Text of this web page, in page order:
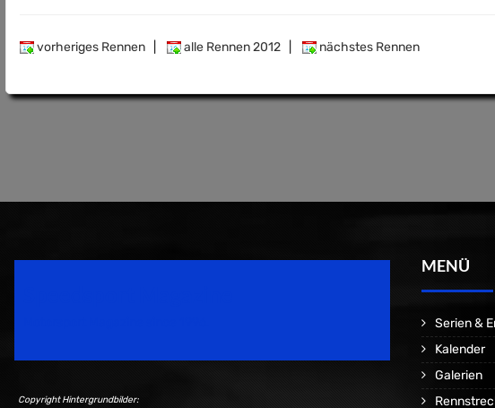
vorheriges Rennen alle Rennen 2012 nächstes Rennen
Copyright Hintergrundbilder:
MENÜ
Serien &
Kalender
Galerien